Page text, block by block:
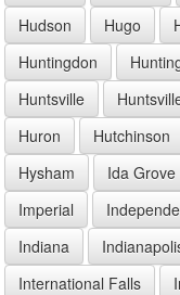
Hudson
Hugo
Huntingdon
Huntsville
Huron
Hutchinson
Hysham
Ida Grove
Imperial
Indiana
International Falls